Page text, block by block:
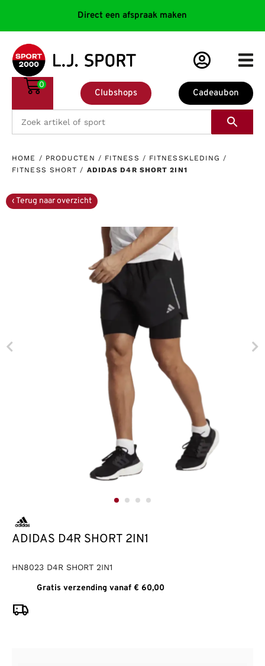
Direct een afspraak maken
Cadeaubon
Clubshops
0
HOME / PRODUCTEN / FITNESS / FITNESSKLEDING /
FITNESS SHORT / ADIDAS D4R SHORT 2IN1
ADIDAS D4R SHORT 2IN1
HN8023 D4R SHORT 2IN1
Gratis verzending vanaf € 60,00